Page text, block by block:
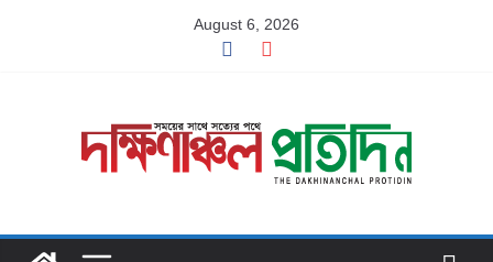
August 6, 2026